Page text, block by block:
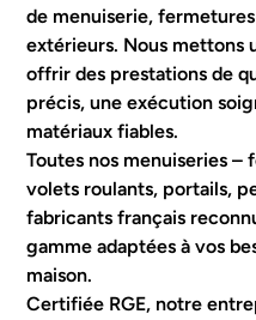
de menuiserie,
extérieurs. Nous mettons
offrir des prestations de
précis, une exécution
matériaux fiables.
Toutes nos menuiseries –
volets roulants, portails,
fabricants français
gamme adaptées à vos
maison.
Certifiée RGE, notre